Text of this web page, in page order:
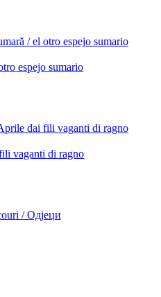
espejo sumario
vaganti di ragno